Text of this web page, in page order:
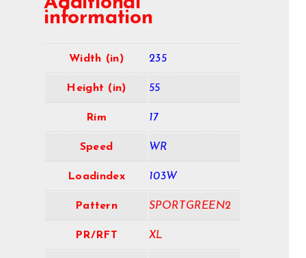
information
Width (in) 235
Height (in) 55
Rim 17
Speed WR
Loadindex 103W
Pattern SPORTGREEN2
PR/RFT XL